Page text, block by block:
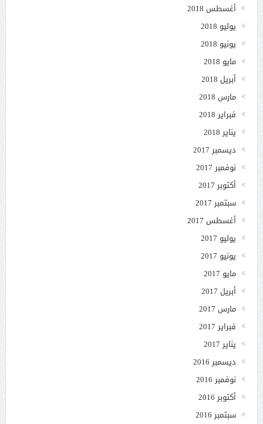
أغسطس 2018
يوليو 2018
يونيو 2018
مايو 2018
أبريل 2018
مارس 2018
فبراير 2018
يناير 2018
ديسمبر 2017
نوفمبر 2017
أكتوبر 2017
سبتمبر 2017
أغسطس 2017
يوليو 2017
يونيو 2017
مايو 2017
أبريل 2017
مارس 2017
فبراير 2017
يناير 2017
ديسمبر 2016
نوفمبر 2016
أكتوبر 2016
سبتمبر 2016